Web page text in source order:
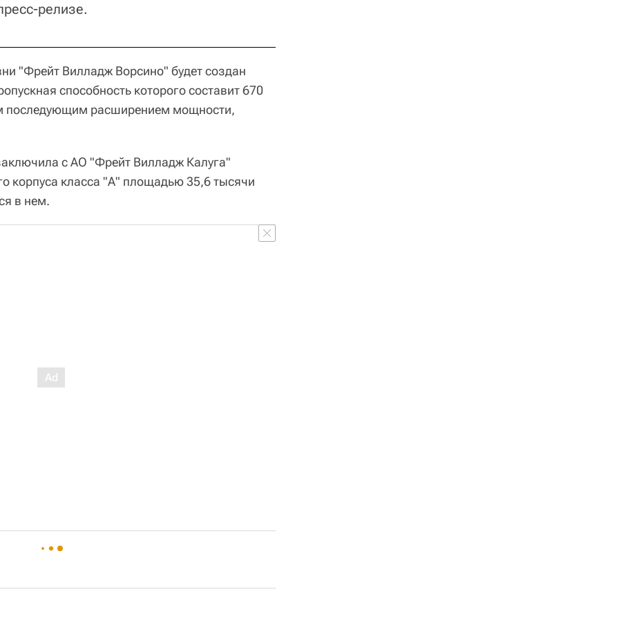
релизе.
"Фрейт Вилладж Ворсино" будет создан
способность которого составит 670
последующим расширением мощности,
с АО "Фрейт Вилладж Калуга"
корпуса класса "А" площадью 35,6 тысячи
в нем.